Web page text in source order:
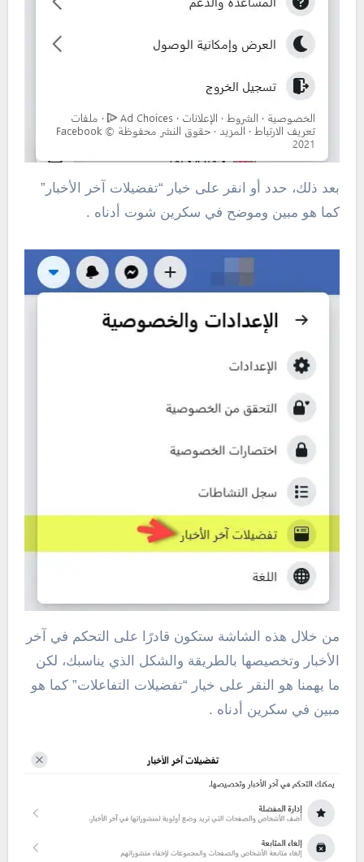
بعد ذلك، حدد أو انقر على خيار “تفضيلات آخر الأخبار”
كما هو مبين وموضح في سكرين شوت أدناه .
من خلال هذه الشاشة ستكون قادرًا على التحكم في آخر
الأخبار وتخصيصها بالطريقة والشكل الذي يناسبك، لكن
ما يهمنا هو النقر على خيار “تفضيلات التفاعلات” كما هو
مبين في سكرين أدناه .